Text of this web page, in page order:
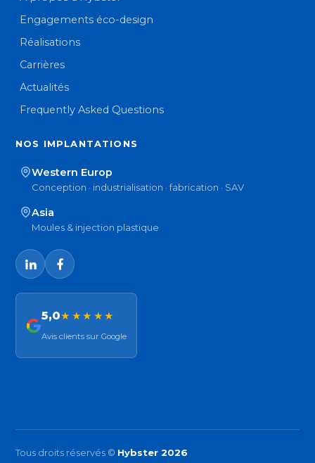
Engagements éco-design
Réalisations
Carrières
Actualités
Frequently Asked Questions
NOS IMPLANTATIONS
Western Europ
Conception · industrialisation · fabrication · SAV
Asia
Moules & injection plastique
5,0★★★★★
Avis clients sur Google
Tous droits réservés © Hybster 2026